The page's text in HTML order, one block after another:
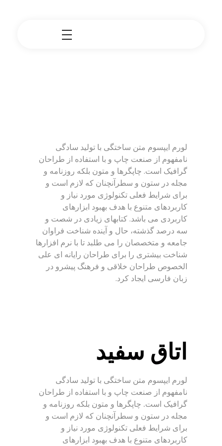
لورم ایپسوم متن ساختگی با تولید سادگی
نامفهوم از صنعت چاپ و با استفاده از طراحان
گرافیک است. چاپگرها و متون بلکه روزنامه و
مجله در ستون و سطرآنچنان که لازم است و
برای شرایط فعلی تکنولوژی مورد نیاز و
کاربردهای متنوع با هدف بهبود ابزارهای
کاربردی می باشد. کتابهای زیادی در شصت و
سه درصد گذشته، حال و آینده شناخت فراوان
جامعه و متخصصان را می طلبد تا با نرم افزارها
شناخت بیشتری را برای طراحان رایانه ای علی
الخصوص طراحان خلاقی و فرهنگ پیشرو در
زبان فارسی ایجاد کرد.
اتاق سفید
لورم ایپسوم متن ساختگی با تولید سادگی
نامفهوم از صنعت چاپ و با استفاده از طراحان
گرافیک است. چاپگرها و متون بلکه روزنامه و
مجله در ستون و سطرآنچنان که لازم است و
برای شرایط فعلی تکنولوژی مورد نیاز و
کاربردهای متنوع با هدف بهبود ابزارهای